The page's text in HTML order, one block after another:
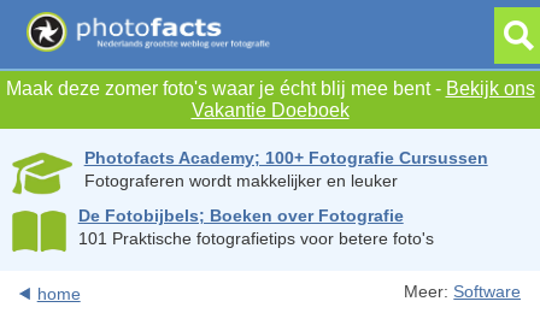
Maak deze zomer foto's waar je écht blij mee bent - Bekijk ons
Vakantie Doeboek
Photofacts Academy; 100+ Fotografie Cursussen
Fotograferen wordt makkelijker en leuker
De Fotobijbels; Boeken over Fotografie
101 Praktische fotografietips voor betere foto's
home Meer: Software